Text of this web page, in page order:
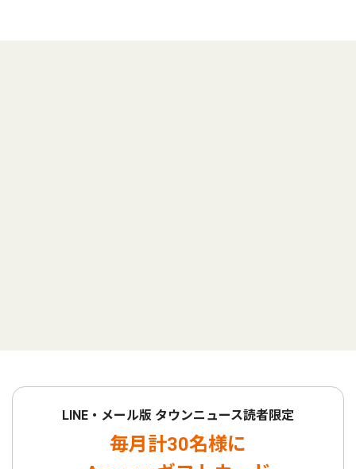
LINE・メール版 タウンニュース読者限定
毎月計30名様に